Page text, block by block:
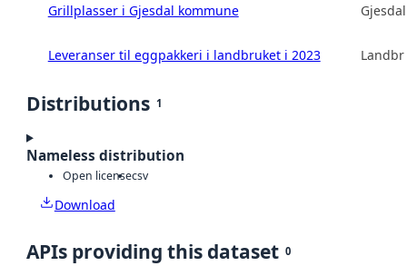
Grillplasser i Gjesdal kommune
Leveranser til eggpakkeri i landbruket i 2023
Distributions 1
Nameless distribution
Open licensecsv
Download
APIs providing this dataset 0